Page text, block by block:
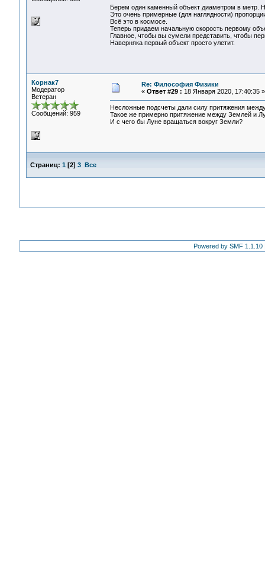
Берем один каменный объект диаметром в метр.
Это очень примерные (для наглядности)
Всё это в космосе.
Теперь придаем начальную скорость первому
Главное, чтобы вы сумели представить, чтобы
Наверняка первый объект просто улетит.
Корнак7
Модератор
Ветеран
Сообщений: 959
Re: Философия Физики
« Ответ #29 : 18 Января 2020, 17:40:35 »
Несложные подсчеты дали силу притяжения
Такое же примерно притяжение между Землей и
И с чего бы Луне вращаться вокруг Земли?
Страниц: 1 [2] 3 Все
Powered by SMF 1.1.10